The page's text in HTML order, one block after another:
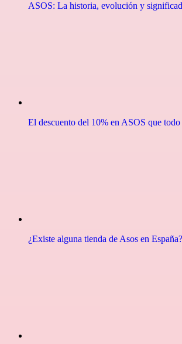
ASOS: La historia, evolución y
El descuento del 10% en ASOS que
¿Existe alguna tienda de Asos en España?